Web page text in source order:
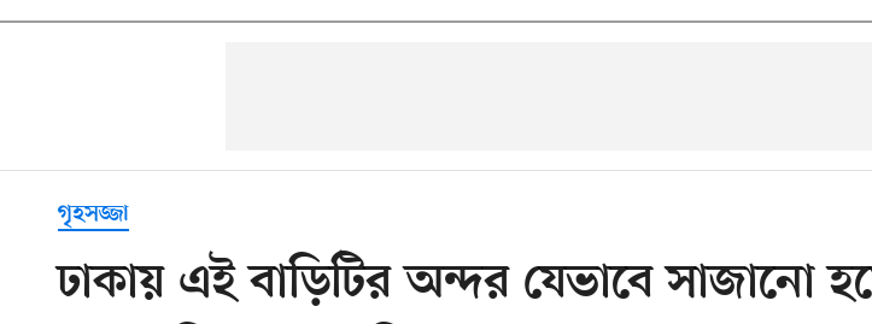
গৃহসজ্জা
ঢাকায় এই বাড়িটির অন্দর যেভাবে সাজানো